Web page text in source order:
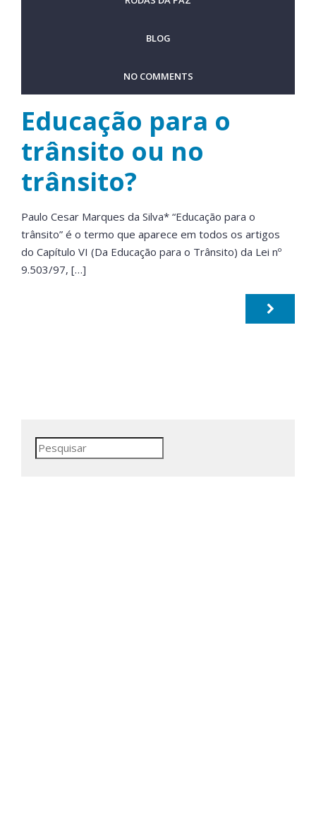
BLOG
NO COMMENTS
Educação para o
trânsito ou no
trânsito?
Paulo Cesar Marques da Silva* “Educação para o
trânsito” é o termo que aparece em todos os artigos
do Capítulo VI (Da Educação para o Trânsito) da Lei nº
9.503/97, […]
Pesquisar